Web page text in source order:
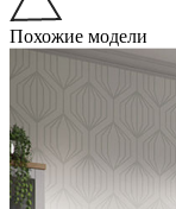
Похожие модели